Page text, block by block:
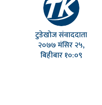
टुडेखोज संवाददाता
२०७७ मंसिर २५,
बिहीबार १०:०९